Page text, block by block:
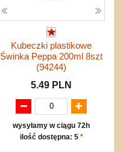
Kubeczki plastikowe
Świnka Peppa 200ml 8szt
(94244)
5.49 PLN
wysyłamy w ciągu 72h
ilość dostępna: 5 *